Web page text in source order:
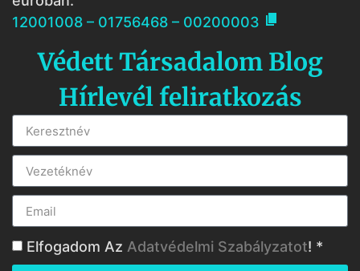
12001008 – 01756468 – 00200003 
Védett Társadalom Blog
Hírlevél feliratkozás
Elfogadom Az Adatvédelmi Szabályzatot! *